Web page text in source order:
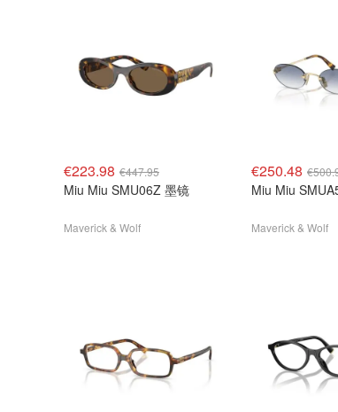
€223.98 €447.95
Miu Miu SMU06Z 墨镜
Maverick & Wolf
€250.48
Miu Miu
Maverick & Wolf